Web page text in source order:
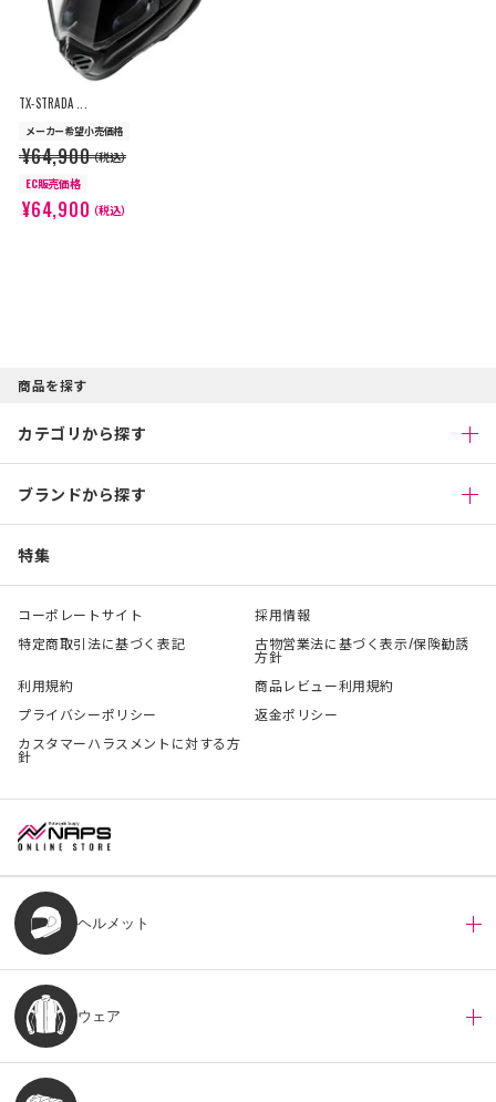
TX-STRADA ...
メーカー希望小売価格
¥64,900（税込）
EC販売価格
¥64,900（税込）
商品を探す
カテゴリから探す
ブランドから探す
特集
コーポレートサイト
採用情報
特定商取引法に基づく表記
古物営業法に基づく表示/保険勧誘
方針
利用規約
商品レビュー利用規約
プライバシーポリシー
返金ポリシー
カスタマーハラスメントに対する方
針
ヘルメット
ウェア